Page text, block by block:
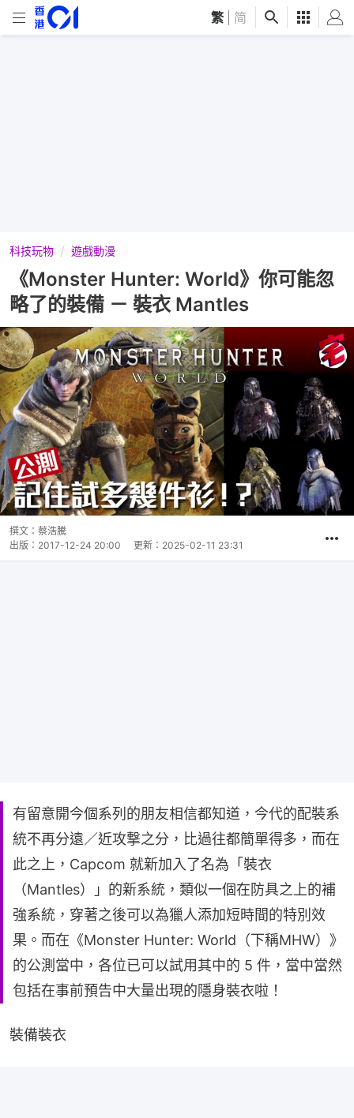
繁 简
科技玩物 遊戲動漫
《Monster Hunter: World》你可能忽
略了的裝備 － 裝衣 Mantles
撰文： 蔡浩騰
出版： 2017-12-24 20:00 更新： 2025-02-11 23:31
有留意開今個系列的朋友相信都知道，今代的配裝系
統不再分遠／近攻撃之分，比過往都簡單得多，而在
此之上，Capcom 就新加入了名為「裝衣
（Mantles）」的新系統，類似一個在防具之上的補
強系統，穿著之後可以為獵人添加短時間的特別效
果。而在《Monster Hunter: World（下稱MHW）》
的公測當中，各位已可以試用其中的 5 件，當中當然
包括在事前預告中大量出現的隱身裝衣啦！
裝備裝衣